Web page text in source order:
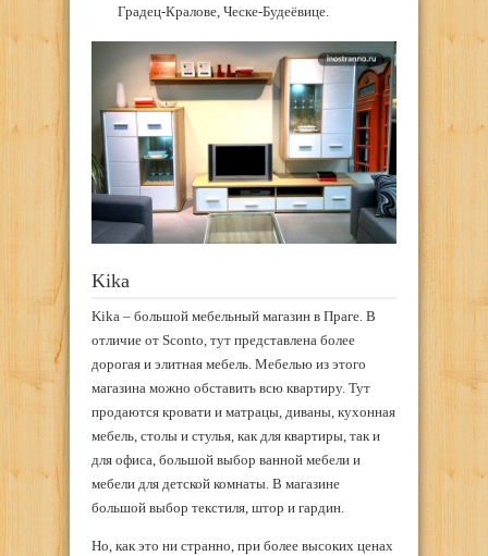
Градец-Кралове, Ческе-Будеёвице.
Kika
Kika – большой мебельный магазин в Праге. В
отличие от Sconto, тут представлена более
дорогая и элитная мебель. Мебелью из этого
магазина можно обставить всю квартиру. Тут
продаются кровати и матрацы, диваны, кухонная
мебель, столы и стулья, как для квартиры, так и
для офиса, большой выбор ванной мебели и
мебели для детской комнаты. В магазине
большой выбор текстиля, штор и гардин.
Но, как это ни странно, при более высоких ценах